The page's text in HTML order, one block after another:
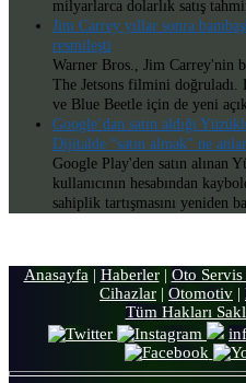
milyarlarca dolarlık satış
Jim Carrey yıllar sonra
resmileşti
Warner Bros., Jim Carrey'nin
The Jetsons filmini doğruladı.
ve Blue Beetle için de yeni
Google’dan satın aldığı
Dijitalde “satın almak” ne
Google Play'den satın
kullanıcının hesabından
sahiplik tartışmasını yeniden
Anasayfa | Haberler| Oto
Cihazlar | Otomotiv |
Tüm Hakları